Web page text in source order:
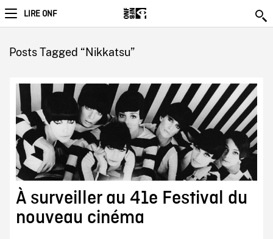
LIRE ONF
Posts Tagged “Nikkatsu”
À surveiller au 41e Festival du
nouveau cinéma